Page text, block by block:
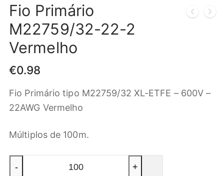
Fio Primário
M22759/32-22-2
Vermelho
€0.98
Fio Primário tipo M22759/32 XL-ETFE – 600V –
22AWG Vermelho
Múltiplos de 100m.
- +